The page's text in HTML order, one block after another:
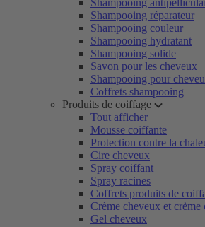
Shampooing
Shampooing réparateur
Shampooing couleur
Shampooing hydratant
Shampooing solide
Savon pour les cheveux
Shampooing pour
Coffrets shampooing
Produits de coiffage
Tout afficher
Mousse coiffante
Protection contre la
Cire cheveux
Spray coiffant
Spray racines
Coffrets produits de
Crème cheveux et crème
Gel cheveux